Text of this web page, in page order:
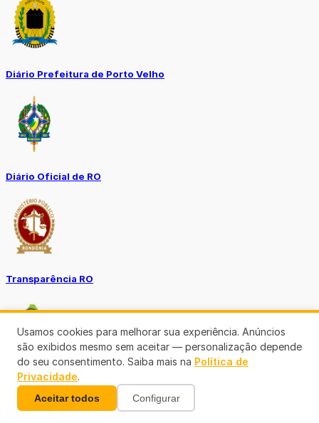
Diário Prefeitura de Porto Velho
Diário Oficial de RO
Transparência RO
Tô no Controle TCE-RO
Ver mais
Usamos cookies para melhorar sua experiência. Anúncios
são exibidos mesmo sem aceitar — personalização depende
do seu consentimento. Saiba mais na Política de
Privacidade.
Aceitar todos Configurar